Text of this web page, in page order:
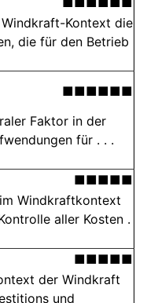
Kontext die
die für den Betrieb
■■■■■■
Faktor in der
für . . .
■■■■■
Windkraftkontext
aller Kosten .
■■■■■
der Windkraft
und